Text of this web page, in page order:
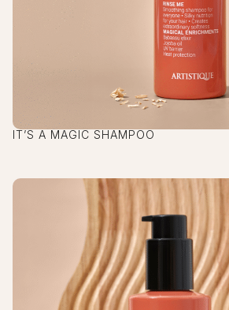
IT’S A MAGIC SHAMPOO